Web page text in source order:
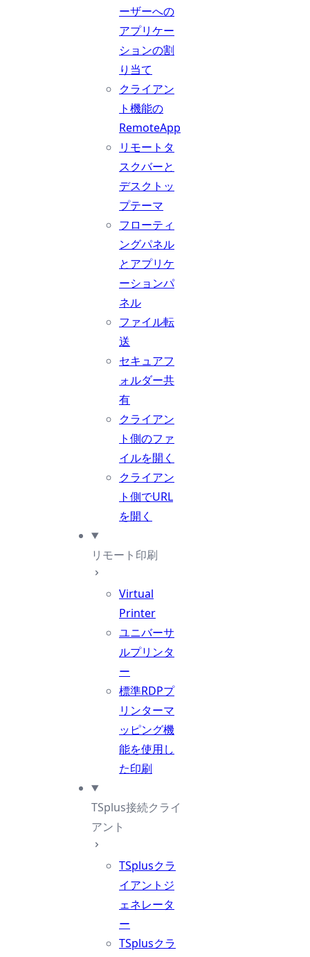
ーザーへの
アプリケー
ションの割
り当て
クライアン
ト機能の
RemoteApp
リモートタ
スクバーと
デスクトッ
プテーマ
フローティ
ングパネル
とアプリケ
ーションパ
ネル
ファイル転
送
セキュアフ
ォルダー共
有
クライアン
ト側のファ
イルを開く
クライアン
ト側でURL
を開く
リモート印刷
Virtual
Printer
ユニバーサ
ルプリンタ
ー
標準RDPプ
リンターマ
ッピング機
能を使用し
た印刷
TSplus接続クライ
アント
TSplusクラ
イアントジ
ェネレータ
ー
TSplusクラ